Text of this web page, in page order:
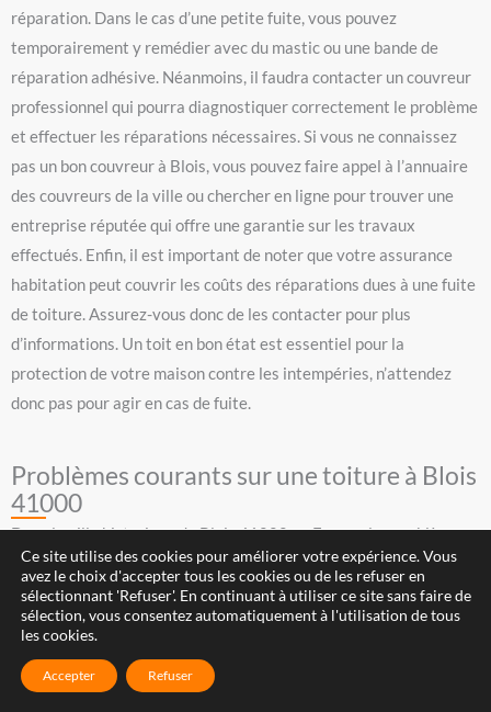
réparation. Dans le cas d’une petite fuite, vous pouvez
temporairement y remédier avec du mastic ou une bande de
réparation adhésive. Néanmoins, il faudra contacter un couvreur
professionnel qui pourra diagnostiquer correctement le problème
et effectuer les réparations nécessaires. Si vous ne connaissez
pas un bon couvreur à Blois, vous pouvez faire appel à l’annuaire
des couvreurs de la ville ou chercher en ligne pour trouver une
entreprise réputée qui offre une garantie sur les travaux
effectués. Enfin, il est important de noter que votre assurance
habitation peut couvrir les coûts des réparations dues à une fuite
de toiture. Assurez-vous donc de les contacter pour plus
d’informations. Un toit en bon état est essentiel pour la
protection de votre maison contre les intempéries, n’attendez
donc pas pour agir en cas de fuite.
Problèmes courants sur une toiture à Blois
41000
Dans la ville historique de Blois 41000 en France, les problèmes
de toiture sont courants et requièrent l’attention d’experts en
matière de réparation et d’entretien. Plusieurs facteurs peuvent
causer des problèmes de toiture, notamment les conditions
ainsi que l’usure générale en raison de l’exposition constante aux
Ce site utilise des cookies pour améliorer votre expérience. Vous
avez le choix d'accepter tous les cookies ou de les refuser en
sélectionnant 'Refuser'. En continuant à utiliser ce site sans faire de
sélection, vous consentez automatiquement à l'utilisation de tous
les cookies.
Accepter Refuser